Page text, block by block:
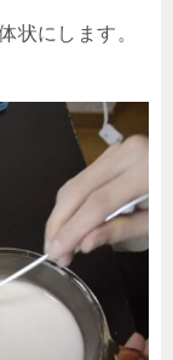
状にします。